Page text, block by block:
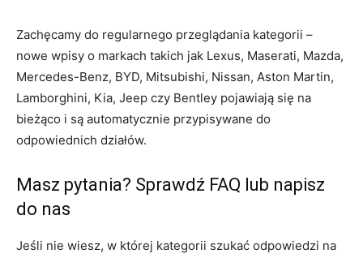
Zachęcamy do regularnego przeglądania kategorii –
nowe wpisy o markach takich jak Lexus, Maserati, Mazda,
Mercedes-Benz, BYD, Mitsubishi, Nissan, Aston Martin,
Lamborghini, Kia, Jeep czy Bentley pojawiają się na
bieżąco i są automatycznie przypisywane do
odpowiednich działów.
Masz pytania? Sprawdź FAQ lub napisz
do nas
Jeśli nie wiesz, w której kategorii szukać odpowiedzi na